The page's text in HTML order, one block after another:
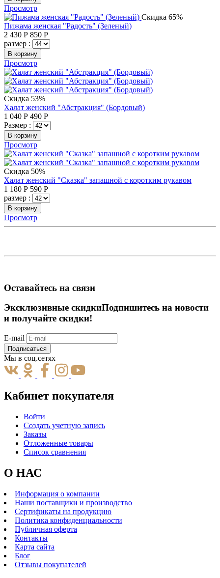
Просмотр
Скидка 65%
Пижама женская "Радость" (Зеленый)
2 430 Р 850 Р
размер :
В корзину
Просмотр
Скидка 53%
Халат женский "Абстракция" (Бордовый)
1 040 Р 490 Р
Размер :
В корзину
Просмотр
Скидка 50%
Халат женский "Сказка" запашной с коротким рукавом
1 180 Р 590 Р
размер :
В корзину
Просмотр
Оставайтесь на связи
Эксклюзивные скидкиПодпишитесь на новости
и получайте скидки!
E-mail
Подписаться
Мы в соц.сетях
Кабинет покупателя
Войти
Создать учетную запись
Заказы
Отложенные товары
Список сравнения
О НАС
Информация о компании
Наши поставщики и производство
Сертификаты на продукцию
Политика конфиденциальности
Публичная оферта
Контакты
Карта сайта
Блог
Отзывы покупателей